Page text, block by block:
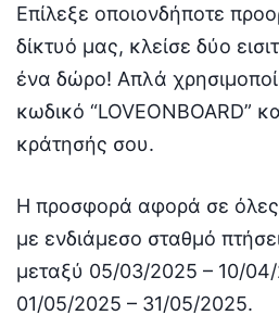
Επίλεξε οποιονδήποτε
δίκτυό μας, κλείσε δύο
ένα δώρο! Απλά
κωδικό “LOVEONBOARD”
κράτησής σου.
Η προσφορά αφορά σε όλες
με ενδιάμεσο σταθμό
μεταξύ 05/03/2025 – 10/
01/05/2025 – 31/05/2025.